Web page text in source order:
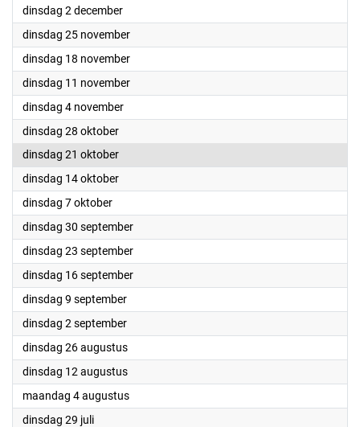
dinsdag 2 december2025
dinsdag 25 november2025
dinsdag 18 november2025
dinsdag 11 november2025
dinsdag 4 november2025
dinsdag 28 oktober2025
dinsdag 21 oktober2025
dinsdag 14 oktober2025
dinsdag 7 oktober2025
dinsdag 30 september2025
dinsdag 23 september2025
dinsdag 16 september2025
dinsdag 9 september2025
dinsdag 2 september2025
dinsdag 26 augustus2025
dinsdag 12 augustus2025
maandag 4 augustus2025
dinsdag 29 juli2025